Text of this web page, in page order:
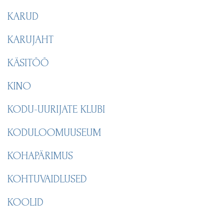
KARUD
KARUJAHT
KÄSITÖÖ
KINO
KODU-UURIJATE KLUBI
KODULOOMUUSEUM
KOHAPÄRIMUS
KOHTUVAIDLUSED
KOOLID